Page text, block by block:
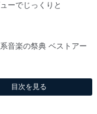
ーでじっくりと
系音楽の祭典 ベストアー
目次を見る